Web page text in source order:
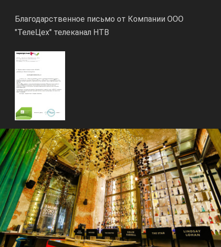
Благодарственное письмо от Компании ООО
"ТелеЦех" телеканал НТВ